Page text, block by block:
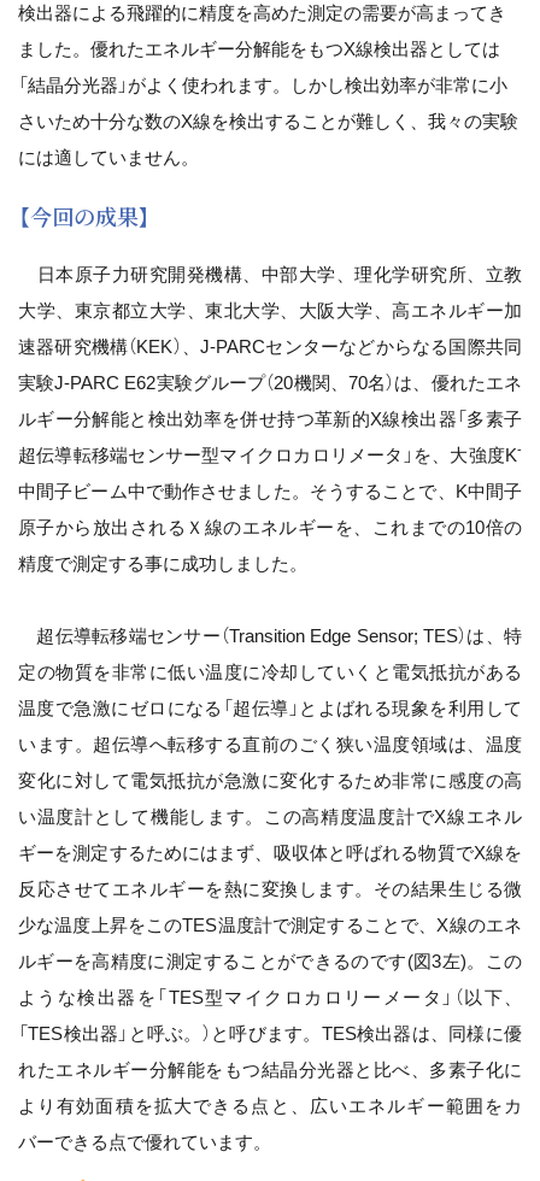
検出器による飛躍的に精度を高めた測定の需要が高まってき
ました。優れたエネルギー分解能をもつX線検出器としては
「結晶分光器」がよく使われます。しかし検出効率が非常に小
さいため十分な数のX線を検出することが難しく、我々の実験
には適していません。
【今回の成果】
日本原子力研究開発機構、中部大学、理化学研究所、立教
大学、東京都立大学、東北大学、大阪大学、高エネルギー加
速器研究機構（KEK）、J-PARCセンターなどからなる国際共同
実験J-PARC E62実験グループ（20機関、70名）は、優れたエネ
ルギー分解能と検出効率を併せ持つ革新的X線検出器「多素子
超伝導転移端センサー型マイクロカロリメータ」を、大強度K-
中間子ビーム中で動作させました。そうすることで、K中間子
原子から放出されるＸ線のエネルギーを、これまでの10倍の
精度で測定する事に成功しました。
超伝導転移端センサー（Transition Edge Sensor; TES）は、特
定の物質を非常に低い温度に冷却していくと電気抵抗がある
温度で急激にゼロになる「超伝導」とよばれる現象を利用して
います。超伝導へ転移する直前のごく狭い温度領域は、温度
変化に対して電気抵抗が急激に変化するため非常に感度の高
い温度計として機能します。この高精度温度計でX線エネル
ギーを測定するためにはまず、吸収体と呼ばれる物質でX線を
反応させてエネルギーを熱に変換します。その結果生じる微
少な温度上昇をこのTES温度計で測定することで、X線のエネ
ルギーを高精度に測定することができるのです(図3左)。この
ような検出器を「TES型マイクロカロリーメータ」（以下、
「TES検出器」と呼ぶ。）と呼びます。TES検出器は、同様に優
れたエネルギー分解能をもつ結晶分光器と比べ、多素子化に
より有効面積を拡大できる点と、広いエネルギー範囲をカ
バーできる点で優れています。